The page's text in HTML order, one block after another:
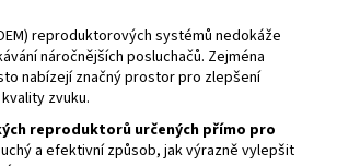
reproduktorových systémů nedokáže
náročnějších posluchačů. Zejména
nabízejí značný prostor pro zlepšení
zvuku.
reproduktorů určených přímo pro
a efektivní způsob, jak výrazně vylepšit